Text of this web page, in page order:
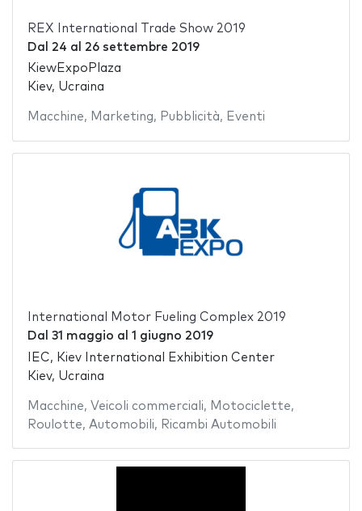
REX International Trade Show 2019
Dal 24 al 26 settembre 2019
KiewExpoPlaza
Kiev, Ucraina
Macchine, Marketing, Pubblicità, Eventi
International Motor Fueling Complex 2019
Dal 31 maggio al 1 giugno 2019
IEC, Kiev International Exhibition Center
Kiev, Ucraina
Macchine, Veicoli commerciali, Motociclette,
Roulotte, Automobili, Ricambi Automobili